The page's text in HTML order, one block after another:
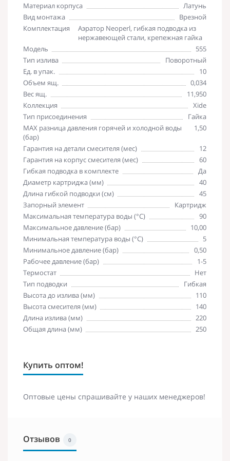
Материал корпуса
Латунь
Вид монтажа
Врезной
Комплектация
Аэратор Neoperl, гибкая подводка из
нержавеющей стали, крепежная гайка
Модель
555
Тип излива
Поворотный
Ед. в упак.
10
Объем ящ.
0,034
Вес ящ.
11,950
Коллекция
Xide
Тип присоединения
Гайка
MAX разница давления горячей и холодной воды
(бар)
1,50
Гарантия на детали смесителя (мес)
12
Гарантия на корпус смесителя (мес)
60
Гибкая подводка в комплекте
Да
Диаметр картриджа (мм)
40
Длина гибкой подводки (см)
45
Запорный элемент
Картридж
Максимальная температура воды (°C)
90
Максимальное давление (бар)
10,00
Минимальная температура воды (°C)
5
Минимальное давление (бар)
0,50
Рабочее давление (бар)
1-5
Термостат
Нет
Тип подводки
Гибкая
Высота до излива (мм)
110
Высота смесителя (мм)
140
Длина излива (мм)
220
Общая длина (мм)
250
Купить оптом!
Оптовые цены спрашивайте у наших менеджеров!
Отзывов 0